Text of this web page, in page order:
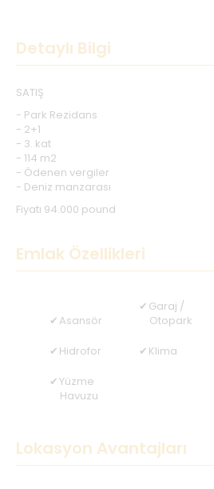
Detaylı Bilgi
SATIŞ
- Park Rezidans
- 2+1
- 3. kat
- 114 m2
- Ödenen vergiler
- Deniz manzarası
Fiyatı 94.000 pound
Emlak Özellikleri
Asansör
Garaj /
Otopark
Hidrofor
Klima
Yüzme
Havuzu
Lokasyon Avantajları